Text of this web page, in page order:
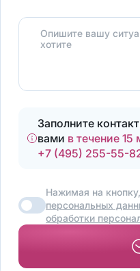
Опишите вашу
хотите
Заполните
вами в течение 15
+7 (495) 255-55-
Нажимая на
персональных
обработки